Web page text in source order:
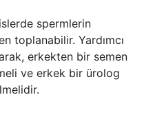
spermlerin
toplanabilir. Yardımcı
erkekten bir semen
ve erkek bir ürolog